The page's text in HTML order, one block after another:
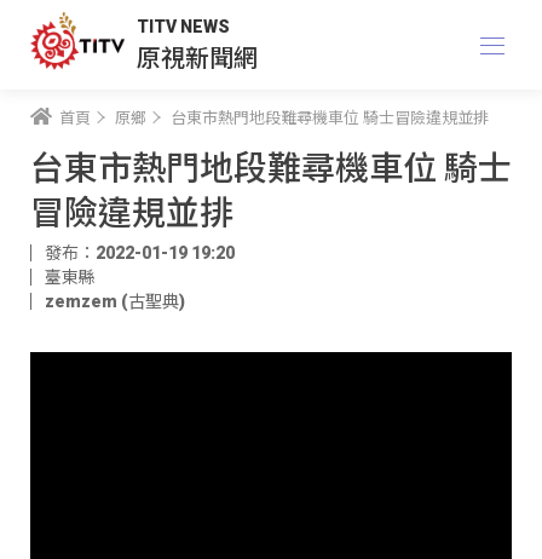
TITV NEWS
原視新聞網
首頁 原鄉 台東市熱門地段難尋機車位 騎士冒險違規並排
台東市熱門地段難尋機車位 騎士
冒險違規並排
發布：2022-01-19 19:20
臺東縣
zemzem (古聖典)